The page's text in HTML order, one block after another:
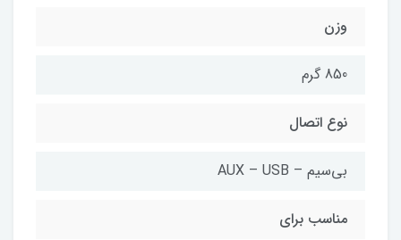
وزن
850 گرم
نوع اتصال
بی‌سیم – AUX – USB
مناسب برای